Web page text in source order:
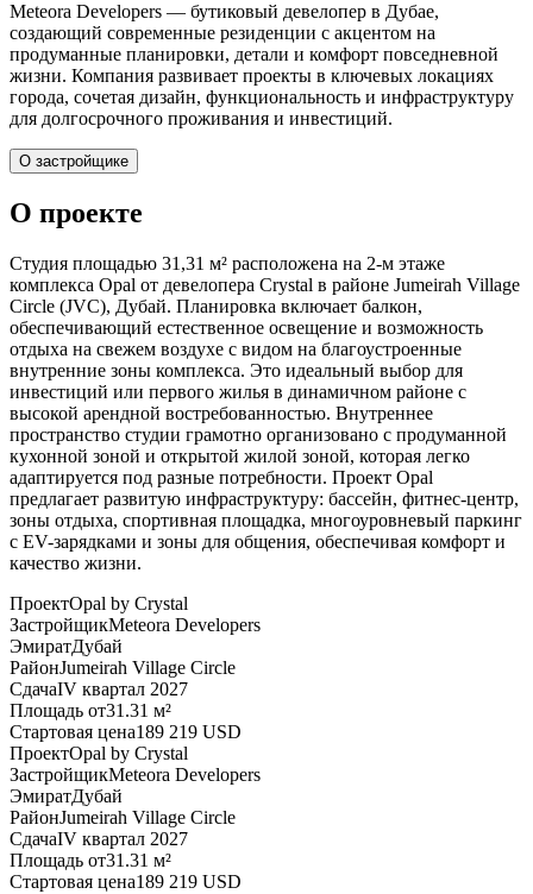
Meteora Developers — бутиковый девелопер в Дубае,
создающий современные резиденции с акцентом на
продуманные планировки, детали и комфорт повседневной
жизни. Компания развивает проекты в ключевых локациях
города, сочетая дизайн, функциональность и инфраструктуру
для долгосрочного проживания и инвестиций.
О застройщике
О проекте
Студия площадью 31,31 м² расположена на 2-м этаже
комплекса Opal от девелопера Crystal в районе Jumeirah Village
Circle (JVC), Дубай. Планировка включает балкон,
обеспечивающий естественное освещение и возможность
отдыха на свежем воздухе с видом на благоустроенные
внутренние зоны комплекса. Это идеальный выбор для
инвестиций или первого жилья в динамичном районе с
высокой арендной востребованностью. Внутреннее
пространство студии грамотно организовано с продуманной
кухонной зоной и открытой жилой зоной, которая легко
адаптируется под разные потребности. Проект Opal
предлагает развитую инфраструктуру: бассейн, фитнес-центр,
зоны отдыха, спортивная площадка, многоуровневый паркинг
с EV-зарядками и зоны для общения, обеспечивая комфорт и
качество жизни.
ПроектOpal by Crystal
ЗастройщикMeteora Developers
ЭмиратДубай
РайонJumeirah Village Circle
СдачаIV квартал 2027
Площадь от31.31 м²
Стартовая цена189 219 USD
ПроектOpal by Crystal
ЗастройщикMeteora Developers
ЭмиратДубай
РайонJumeirah Village Circle
СдачаIV квартал 2027
Площадь от31.31 м²
Стартовая цена189 219 USD